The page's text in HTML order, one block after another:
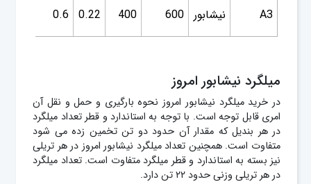
A3 نیشابور 600
400
0.22
0.6
میلگرد نیشابور امروز
در خرید میلگرد نیشابور امروز نحوه بارگیری و حمل و نقل آن
امری قابل توجه است. با توجه به استاندارد و قطر تعداد میلگرد
در هر بندیل که مقدار آن حدود دو تن تخمین زده می شود
متفاوت است. همچنین تعداد میلگرد نیشابور امروز در هر تریلی
نیز بسته به استاندارد و قطر میلگرد متفاوت است. تعداد میلگرد
در هر تریلی وزنی حدود ۲۲ تن دارد.